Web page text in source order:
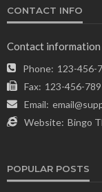
CONTACT INFO
Contact information
Phone: 123-456-
Fax: 123-456-789
Email:
Website: Bingo
POPULAR POSTS